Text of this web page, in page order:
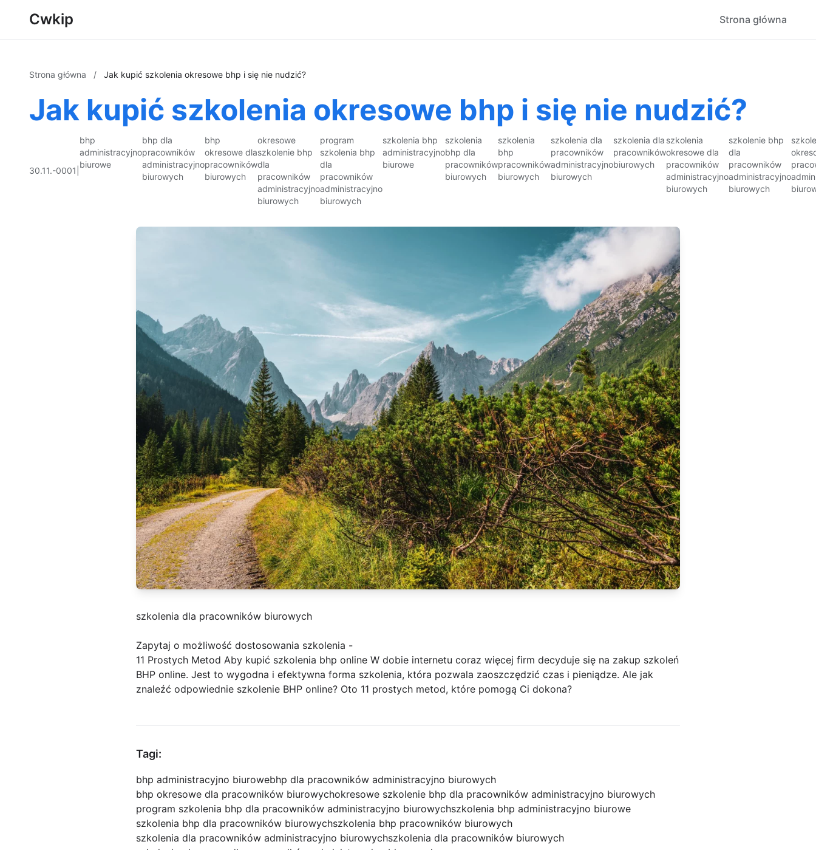
Cwkip Strona główna
Strona główna / Jak kupić szkolenia okresowe bhp i się nie nudzić?
Jak kupić szkolenia okresowe bhp i się nie nudzić?
30.11.-0001
bhp
administracyjno
biurowe
bhp dla
pracowników
administracyjno
biurowych
bhp
okresowe dla
pracowników
biurowych
okresowe
szkolenie bhp
dla
pracowników
administracyjno
biurowych
program
szkolenia bhp
dla
pracowników
administracyjno
biurowych
szkolenia bhp
administracyjno
biurowe
szkolenia
bhp dla
pracowników
biurowych
szkolenia
bhp
pracowników
biurowych
szkolenia dla
pracowników
administracyjno
biurowych
szkolenia dla
pracowników
biurowych
szkolenia
okresowe dla
pracowników
administracyjno
biurowych
szkolenie bhp
dla
pracowników
administracyjno
biurowych
szkolenia dla pracowników biurowych
Zapytaj o możliwość dostosowania szkolenia -
11 Prostych Metod Aby kupić szkolenia bhp online W dobie internetu coraz więcej firm decyduje się na zakup szkoleń
BHP online. Jest to wygodna i efektywna forma szkolenia, która pozwala zaoszczędzić czas i pieniądze. Ale jak
znaleźć odpowiednie szkolenie BHP online? Oto 11 prostych metod, które pomogą Ci dokona?
Tagi:
bhp administracyjno biurowebhp dla pracowników administracyjno biurowych
bhp okresowe dla pracowników biurowychokresowe szkolenie bhp dla pracowników administracyjno biurowych
program szkolenia bhp dla pracowników administracyjno biurowychszkolenia bhp administracyjno biurowe
szkolenia bhp dla pracowników biurowychszkolenia bhp pracowników biurowych
szkolenia dla pracowników administracyjno biurowychszkolenia dla pracowników biurowych